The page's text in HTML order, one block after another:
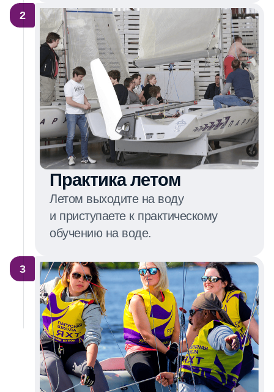
Практика летом
Летом выходите на воду
и приступаете к практическому
обучению на воде.